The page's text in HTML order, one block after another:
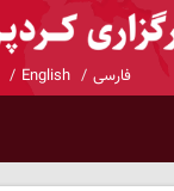
فارسی English